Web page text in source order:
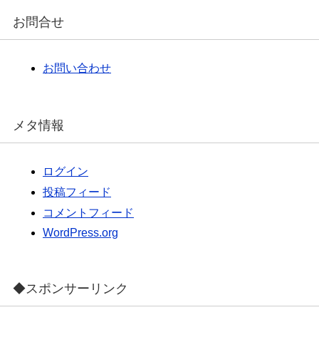
イ
お問合せ
お問い合わせ
メタ情報
ログイン
投稿フィード
コメントフィード
WordPress.org
◆スポンサーリンク